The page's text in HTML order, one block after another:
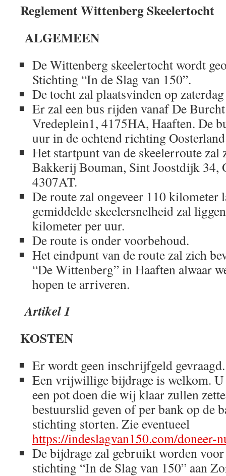
Reglement Wittenberg Skeelertocht
ALGEMEEN
De Wittenberg skeelertocht wordt
Stichting “In de Slag van 150”.
De tocht zal plaatsvinden op
Er zal een bus rijden vanaf De
Vredeplein1, 4175HA, Haaften. De
uur in de ochtend richting
Het startpunt van de skeelerroute
Bakkerij Bouman, Sint Joostdijk 34,
4307AT.
De route zal ongeveer 110 kilometer
gemiddelde skeelersnelheid zal
kilometer per uur.
De route is onder voorbehoud.
Het eindpunt van de route zal zich
“De Wittenberg” in Haaften alwaar
hopen te arriveren.
Artikel 1
KOSTEN
Er wordt geen inschrijfgeld gevraagd.
Een vrijwillige bijdrage is welkom.
een pot doen die wij klaar zullen
bestuurslid geven of per bank op de
stichting storten. Zie eventueel
https://indeslagvan150.com/doneer-
De bijdrage zal gebruikt worden
stichting “In de Slag van 150” aan